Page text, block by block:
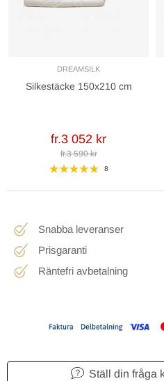
DREAMSILK
Silkestäcke 150x210 cm
fr.3 052 kr
fr.3 590 kr
8
Snabba leveranser
Prisgaranti
Räntefri avbetalning
Ställ din fråga